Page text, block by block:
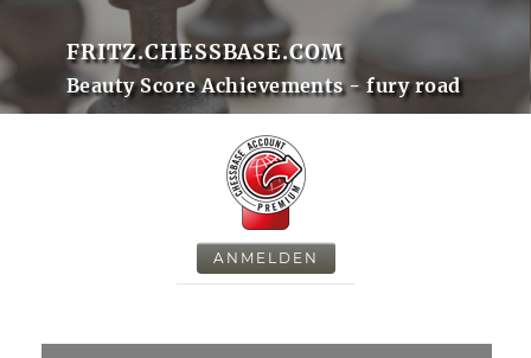
FRITZ.CHESSBASE.COM
Beauty Score Achievements - fury road
ANMELDEN